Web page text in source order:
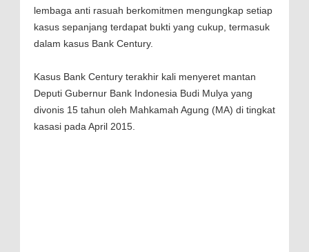
lembaga anti rasuah berkomitmen mengungkap setiap
kasus sepanjang terdapat bukti yang cukup, termasuk
dalam kasus Bank Century.
Kasus Bank Century terakhir kali menyeret mantan
Deputi Gubernur Bank Indonesia Budi Mulya yang
divonis 15 tahun oleh Mahkamah Agung (MA) di tingkat
kasasi pada April 2015.